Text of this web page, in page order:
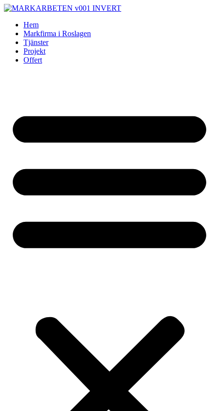
Skip
contentHem
Markfirma i Roslagen
Tjänster
Projekt
Offert